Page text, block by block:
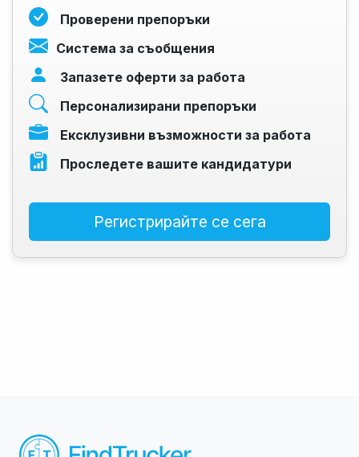
Проверени препоръки
Система за съобщения
Запазете оферти за работа
Персонализирани препоръки
Ексклузивни възможности за работа
Проследете вашите кандидатури
Регистрирайте се сега